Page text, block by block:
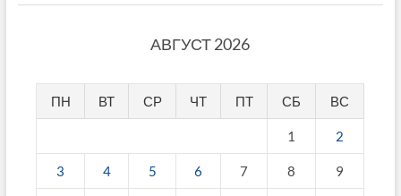
АВГУСТ 2026
ПН ВТ СР ЧТ ПТ СБ ВС
1 2
3 4 5 6 7 8 9